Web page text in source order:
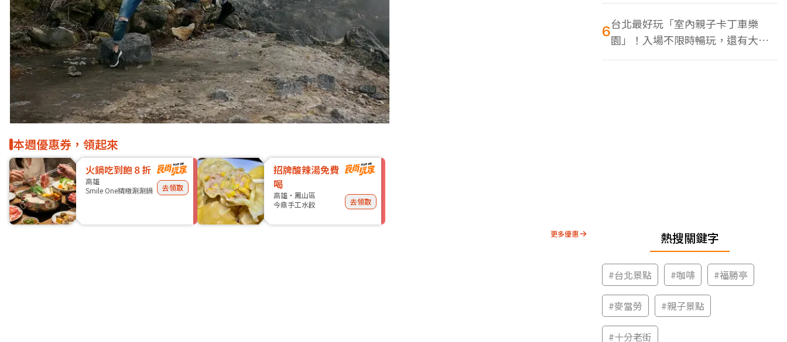
本週優惠券，領起來
火鍋吃到飽８折
高雄
Smile One精緻涮涮鍋
去領取
招牌酸辣湯免費
喝
高雄・鳳山區
今鼎手工水餃
去領取
更多優惠
6台北最好玩「室內親子卡丁車樂
園」！入場不限時暢玩，還有大螢
幕Switch遊戲區
熱搜關鍵字
#台北景點 #咖啡 #福勝亭
#麥當勞 #親子景點
#十分老街